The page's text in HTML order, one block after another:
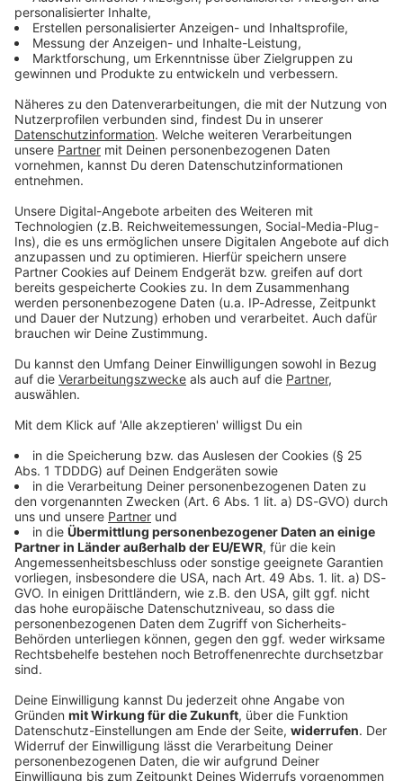
informieren dich.
Zum Newsletter anmelden
Studio Hotline
Kontaktformular
Sprachnachricht
DAS KÖNNTE DICH AUCH INTERESSIEREN
Welt
Huthi-Rebellen melden Angriffe in Saudi-
Arabien und im Jemen